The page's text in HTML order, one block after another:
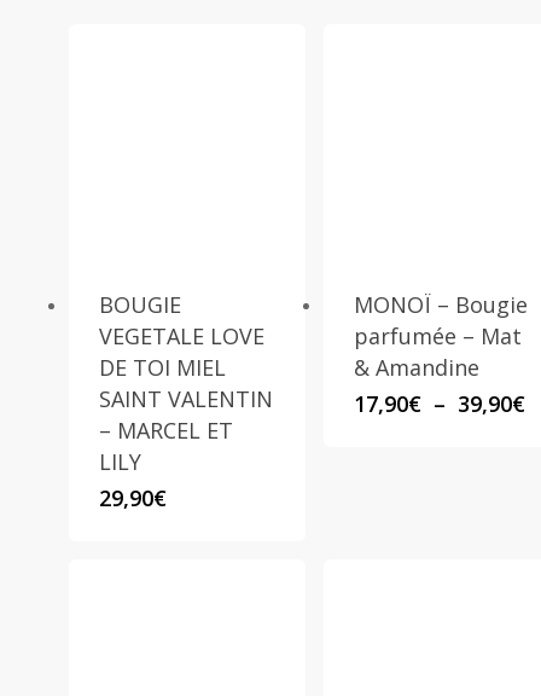
BOUGIE
VEGETALE LOVE
DE TOI MIEL
SAINT VALENTIN
– MARCEL ET
LILY
29,90€
MONOÏ – Bougie
parfumée – Mat
& Amandine
17,90€ – 39,90€